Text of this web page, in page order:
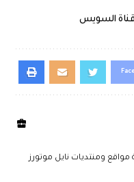
قناة السويس
ومنتديات نايل موتورز